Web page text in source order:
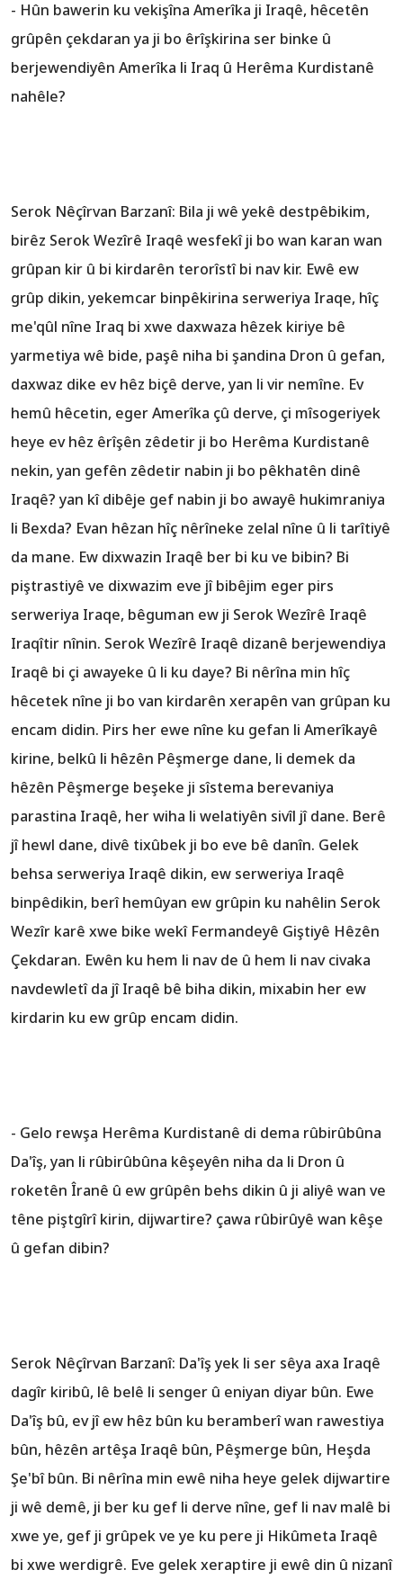
- Hûn bawerin ku vekişîna Amerîka ji Iraqê, hêcetên
grûpên çekdaran ya ji bo êrîşkirina ser binke û
berjewendiyên Amerîka li Iraq û Herêma Kurdistanê
nahêle?
Serok Nêçîrvan Barzanî: Bila ji wê yekê destpêbikim,
birêz Serok Wezîrê Iraqê wesfekî ji bo wan karan wan
grûpan kir û bi kirdarên terorîstî bi nav kir. Ewê ew
grûp dikin, yekemcar binpêkirina serweriya Iraqe, hîç
me'qûl nîne Iraq bi xwe daxwaza hêzek kiriye bê
yarmetiya wê bide, paşê niha bi şandina Dron û gefan,
daxwaz dike ev hêz biçê derve, yan li vir nemîne. Ev
hemû hêcetin, eger Amerîka çû derve, çi mîsogeriyek
heye ev hêz êrîşên zêdetir ji bo Herêma Kurdistanê
nekin, yan gefên zêdetir nabin ji bo pêkhatên dinê
Iraqê? yan kî dibêje gef nabin ji bo awayê hukimraniya
li Bexda? Evan hêzan hîç nêrîneke zelal nîne û li tarîtiyê
da mane. Ew dixwazin Iraqê ber bi ku ve bibin? Bi
piştrastiyê ve dixwazim eve jî bibêjim eger pirs
serweriya Iraqe, bêguman ew ji Serok Wezîrê Iraqê
Iraqîtir nînin. Serok Wezîrê Iraqê dizanê berjewendiya
Iraqê bi çi awayeke û li ku daye? Bi nêrîna min hîç
hêcetek nîne ji bo van kirdarên xerapên van grûpan ku
encam didin. Pirs her ewe nîne ku gefan li Amerîkayê
kirine, belkû li hêzên Pêşmerge dane, li demek da
hêzên Pêşmerge beşeke ji sîstema berevaniya
parastina Iraqê, her wiha li welatiyên sivîl jî dane. Berê
jî hewl dane, divê tixûbek ji bo eve bê danîn. Gelek
behsa serweriya Iraqê dikin, ew serweriya Iraqê
binpêdikin, berî hemûyan ew grûpin ku nahêlin Serok
Wezîr karê xwe bike wekî Fermandeyê Giştiyê Hêzên
Çekdaran. Ewên ku hem li nav de û hem li nav civaka
navdewletî da jî Iraqê bê biha dikin, mixabin her ew
kirdarin ku ew grûp encam didin.
- Gelo rewşa Herêma Kurdistanê di dema rûbirûbûna
Da'îş, yan li rûbirûbûna kêşeyên niha da li Dron û
roketên Îranê û ew grûpên behs dikin û ji aliyê wan ve
têne piştgîrî kirin, dijwartire? çawa rûbirûyê wan kêşe
û gefan dibin?
Serok Nêçîrvan Barzanî: Da'îş yek li ser sêya axa Iraqê
dagîr kiribû, lê belê li senger û eniyan diyar bûn. Ewe
Da'îş bû, ev jî ew hêz bûn ku beramberî wan rawestiya
bûn, hêzên artêşa Iraqê bûn, Pêşmerge bûn, Heşda
Şe'bî bûn. Bi nêrîna min ewê niha heye gelek dijwartire
ji wê demê, ji ber ku gef li derve nîne, gef li nav malê bi
xwe ye, gef ji grûpek ve ye ku pere ji Hikûmeta Iraqê
bi xwe werdigrê. Eve gelek xeraptire ji ewê din û nizanî